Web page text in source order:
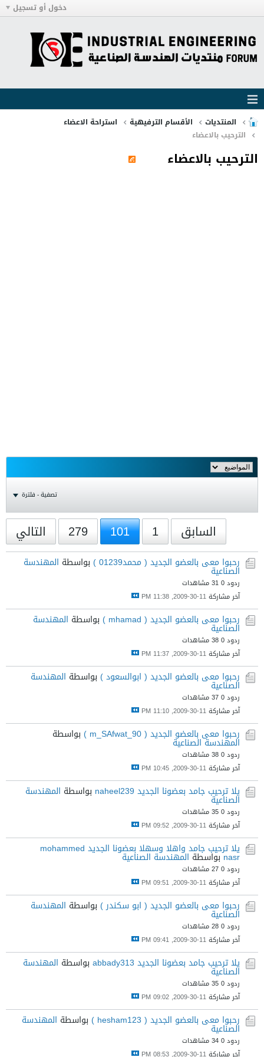
دخول أو تسجيل
المنتديات الأقسام الترفيهية
استراحة الاعضاء
الترحيب بالاعضاء
الترحيب بالاعضاء
تصفية - فلترة
السابق 1
101
279 التالي
رحبوا معى بالعضو الجديد ( محمد01239 ) بواسطة المهندسة
الصناعية
ردود 0
31 مشاهدات
آخر مشاركة11-30-2009, 11:38 PM
رحبوا معى بالعضو الجديد ( mhamad ) بواسطة المهندسة
الصناعية
ردود 0
38 مشاهدات
آخر مشاركة11-30-2009, 11:37 PM
رحبوا معى بالعضو الجديد ( ابوالسعود ) بواسطة المهندسة
الصناعية
ردود 0
37 مشاهدات
آخر مشاركة11-30-2009, 11:10 PM
رحبوا معى بالعضو الجديد ( m_SAfwat_90 ) بواسطة
المهندسة الصناعية
ردود 0
38 مشاهدات
آخر مشاركة11-30-2009, 10:45 PM
يلا ترحيب جامد بعضونا الجديد naheel239 بواسطة المهندسة
الصناعية
ردود 0
35 مشاهدات
آخر مشاركة11-30-2009, 09:52 PM
يلا ترحيب جامد واهلا وسهلا بعضونا الجديد mohammed
nasr بواسطة المهندسة الصناعية
ردود 0
27 مشاهدات
آخر مشاركة11-30-2009, 09:51 PM
رحبوا معى بالعضو الجديد ( ابو سكندر ) بواسطة المهندسة
الصناعية
ردود 0
28 مشاهدات
آخر مشاركة11-30-2009, 09:41 PM
يلا ترحيب جامد بعضونا الجديد abbady313 بواسطة المهندسة
الصناعية
ردود 0
35 مشاهدات
آخر مشاركة11-30-2009, 09:02 PM
رحبوا معى بالعضو الجديد ( hesham123 ) بواسطة المهندسة
الصناعية
ردود 0
34 مشاهدات
آخر مشاركة11-30-2009, 08:53 PM